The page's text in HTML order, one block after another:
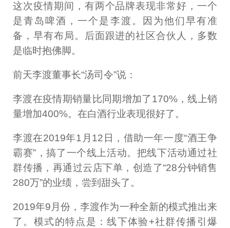
这次疫情期间，有两个品牌表现非常好，一个
是青岛啤酒，一个是李渡。因为他们早有准
备，早有布局。后面跟进的社区合伙人，多数
是临时抱佛脚。
前天李渡董事长“汤司令”说：
李渡在疫情期销量比同期增加了170%，线上销
量增加400%。在白酒行业表现很好了。
李渡在2019年1月12日，借助一年一度“酒王争
霸赛”，搞了一个线上活动。把线下活动通过社
群传播，再通过云店下单，创造了“28分钟销售
280万”的业绩，尝到甜头了。
2019年9月份，李渡作为一种全新的模式推出来
了。模式的特点是：线下体验+社群传播引爆